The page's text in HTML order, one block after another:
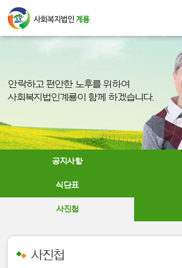
안락하고 편안한 노후를 위하여
사회복지법인계룡이 함께 하겠습니다.
공지사항
식단표
사진첩
사진첩